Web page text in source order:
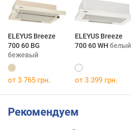
ELEYUS Breeze
700 60 BG
бежевый
ELEYUS Breeze
700 60 WH белый
от 3 765 грн. от 3 399 грн.
Рекомендуем